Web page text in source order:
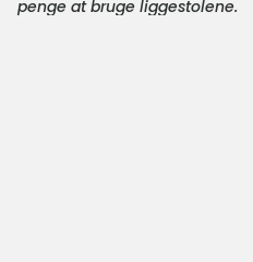
penge at bruge liggestolene.